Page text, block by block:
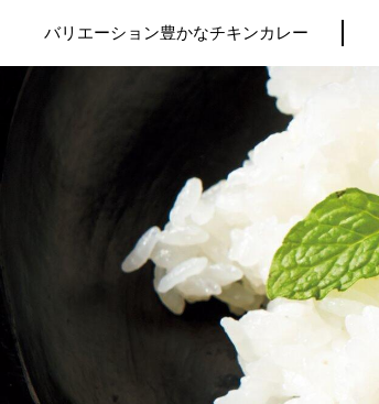
バリエーション豊かなチキンカレー